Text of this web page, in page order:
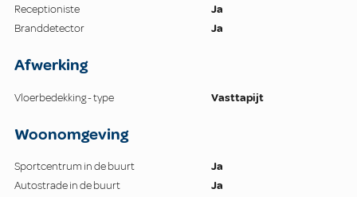
Receptioniste
Ja
Branddetector
Ja
Afwerking
Vloerbedekking - type Vasttapijt
Woonomgeving
Sportcentrum in de buurt
Ja
Autostrade in de buurt
Ja